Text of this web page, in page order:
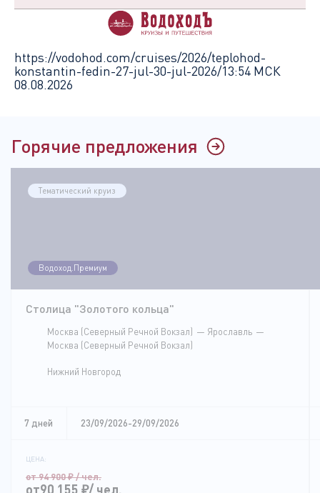
https://vodohod.com/cruises/2026/teplohod-
konstantin-fedin-27-jul-30-jul-2026/13:54 МСК
08.08.2026
Горячие предложения
Тематический круиз
Водоход.Премиум
Столица "Золотого кольца"
Москва (Северный Речной Вокзал)
Ярославль
Москва (Северный Речной Вокзал)
Нижний Новгород
7 дней 23/09/2026-29/09/2026
ЦЕНА:
от 94 900₽/ чел.
от90 155 ₽/ чел.